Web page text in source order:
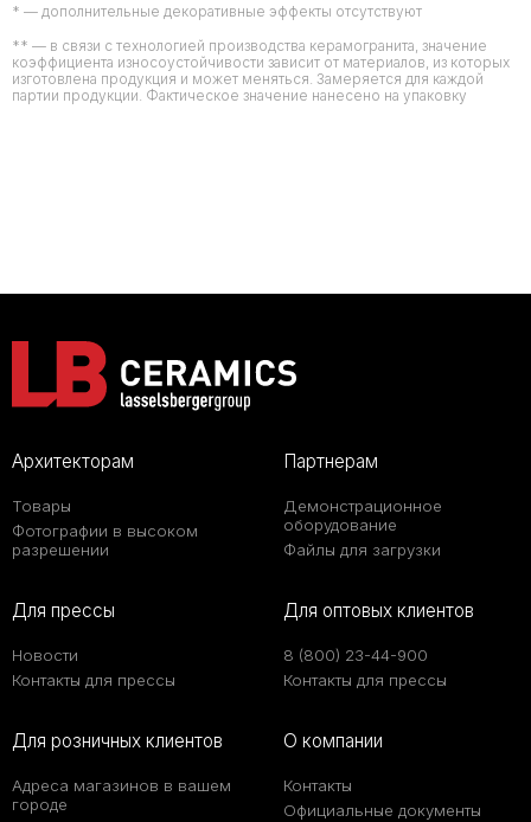
* — дополнительные декоративные эффекты отсутствуют
** — в связи с технологией производства керамогранита, значение
коэффициента износоустойчивости зависит от материалов, из которых
изготовлена продукция и может меняться. Замеряется для каждой
партии продукции. Фактическое значение нанесено на упаковку
Архитекторам
Товары
Фотографии в высоком
разрешении
Партнерам
Демонстрационное
оборудование
Файлы для загрузки
Для прессы
Новости
Контакты для прессы
Для оптовых клиентов
8 (800) 23-44-900
Контакты для прессы
Для розничных клиентов
Адреса магазинов в вашем
городе
О компании
Контакты
Официальные документы